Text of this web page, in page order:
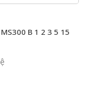
MS300 B 1 2 3 5 15